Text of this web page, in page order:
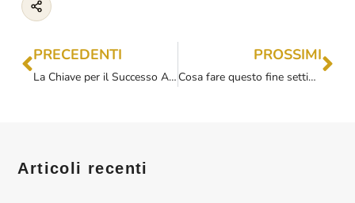
PRECEDENTI
La Chiave per il Successo Aziendale attraverso Yoga e meditazione in Azienda
PROSSIMI
Cosa fare questo fine settimana: rispondi a queste 12 domande di journaling e migliora il tuo we
Articoli recenti